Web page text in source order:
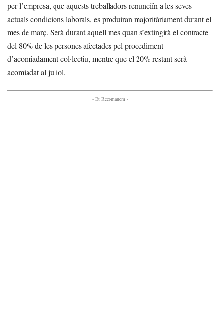
per l’empresa, que aquests treballadors renunciïn a les seves
actuals condicions laborals, es produiran majoritàriament durant el
mes de març. Serà durant aquell mes quan s’extingirà el contracte
del 80% de les persones afectades pel procediment
d’acomiadament col·lectiu, mentre que el 20% restant serà
acomiadat al juliol.
- Et Recomanem -